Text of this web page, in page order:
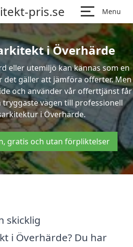
pris.se Menu
i Överhärde
eller utemiljö kan kännas som en
det gäller att jämföra offerter. Men
och använder vår offerttjänst får
tryggaste vägen till professionell
i Överhärde.
gratis och utan förpliktelser
skicklig
i Överhärde? Du har